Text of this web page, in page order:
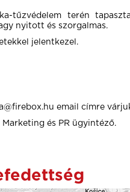
tűzvédelem terén
nyitott és szorgalmas.
jelentkezel.
email címre
és PR ügyintéző.